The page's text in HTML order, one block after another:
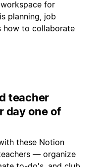
for
planning, job
how to collaborate
teacher
day one of
these Notion
— organize